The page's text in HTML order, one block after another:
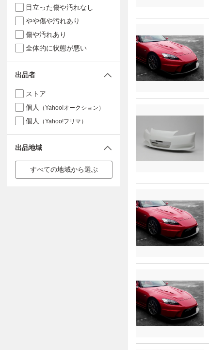
目立った傷や汚れなし
やや傷や汚れあり
傷や汚れあり
全体的に状態が悪い
出品者
ストア
個人
（Yahoo!オークション）
個人 （Yahoo!フリマ）
出品地域
すべての地域から選ぶ